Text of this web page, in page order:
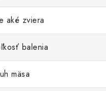
aké zviera
balenia
mäsa